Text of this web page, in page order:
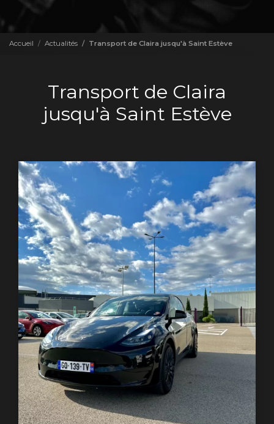
Accueil Actualités Transport de Claira jusqu'à Saint Estève
Transport de Claira
jusqu'à Saint Estève